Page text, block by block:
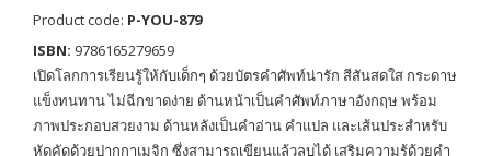
Product code: P-YOU-879
ISBN: 9786165279659
เปิดโลกการเรียนรู้ให้กับเด็กๆ ด้วยบัตรคำศัพท์น่ารัก สีสันสดใส กระดาษ
แข็งทนทาน ไม่ฉีกขาดง่าย ด้านหน้าเป็นคำศัพท์ภาษาอังกฤษ พร้อม
ภาพประกอบสวยงาม ด้านหลังเป็นคำอ่าน คำแปล และเส้นประสำหรับ
หัดคัดด้วยปากกาเมจิก ซึ่งสามารถเขียนแล้วลบได้ เสริมความรู้ด้วยคำ